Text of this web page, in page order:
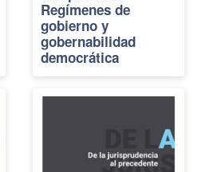
Regímenes de
gobierno y
gobernabilidad
democrática